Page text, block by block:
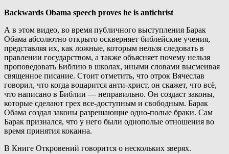
Backwards Obama speech proves he is antichrist
А в этом видео, во время публичного выступления Барак
Обама абсолютно открыто оскверняет библейские учения,
представляя их, как ложные, которым нельзя следовать в
правлении государством, а также объясняет почему нельзя
проповедовать Библию в школах, иными словами высмеивая
священное писание. Стоит отметить, что отрок Вячеслав
говорил, что когда воцарится анти-христ, он скажет, что всё,
что написано в Библии — неправильно. Он создаст законы,
которые сделают грех все-доступным и свободным. Барак
Обама создал законы разрешающие одно-полые браки. Сам
Барак признался, что у него были однополые отношения во
время принятия кокаина.
В Книге Откровений говорится о нескольких зверях.